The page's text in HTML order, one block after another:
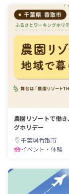
農園リゾートで働
グホリデー
千葉県香取市
イベント・体験